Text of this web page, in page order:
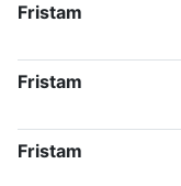
Fristam
Fristam
Fristam